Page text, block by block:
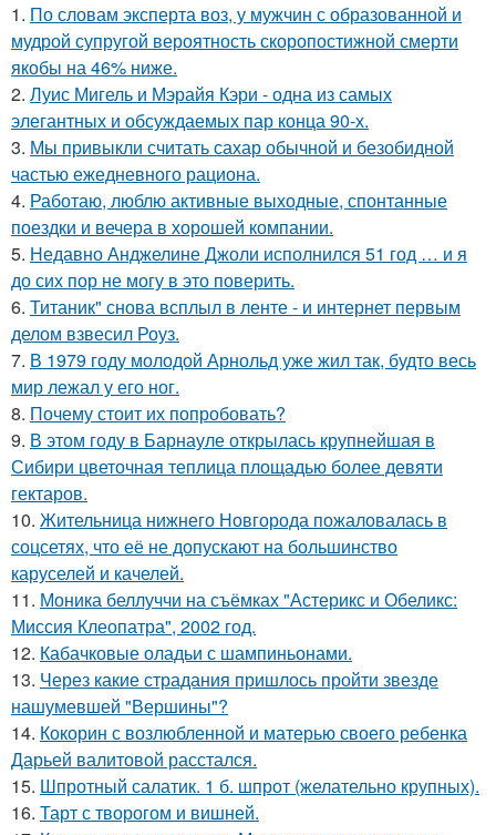
1. По словам эксперта воз, у мужчин с образованной и
мудрой супругой вероятность скоропостижной смерти
якобы на 46% ниже.
2. Луис Мигель и Мэрайя Кэри - одна из самых
элегантных и обсуждаемых пар конца 90-х.
3. Мы привыкли считать сахар обычной и безобидной
частью ежедневного рациона.
4. Работаю, люблю активные выходные, спонтанные
поездки и вечера в хорошей компании.
5. Недавно Анджелине Джоли исполнился 51 год … и я
до сих пор не могу в это поверить.
6. Титаник" снова всплыл в ленте - и интернет первым
делом взвесил Роуз.
7. В 1979 году молодой Арнольд уже жил так, будто весь
мир лежал у его ног.
8. Почему стоит их попробовать?
9. В этом году в Барнауле открылась крупнейшая в
Сибири цветочная теплица площадью более девяти
гектаров.
10. Жительница нижнего Новгорода пожаловалась в
соцсетях, что её не допускают на большинство
каруселей и качелей.
11. Моника беллуччи на съёмках "Астерикс и Обеликс:
Миссия Клеопатра", 2002 год.
12. Кабачковые оладьи с шампиньонами.
13. Через какие страдания пришлось пройти звезде
нашумевшей "Вершины"?
14. Кокорин с возлюбленной и матерью своего ребенка
Дарьей валитовой расстался.
15. Шпротный салатик. 1 б. шпрот (желательно крупных).
16. Тарт с творогом и вишней.